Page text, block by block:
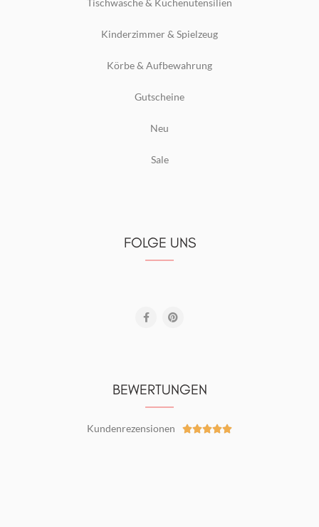
Tischwäsche & Küchenutensilien
Kinderzimmer & Spielzeug
Körbe & Aufbewahrung
Gutscheine
Neu
Sale
FOLGE UNS
BEWERTUNGEN
Kundenrezensionen 